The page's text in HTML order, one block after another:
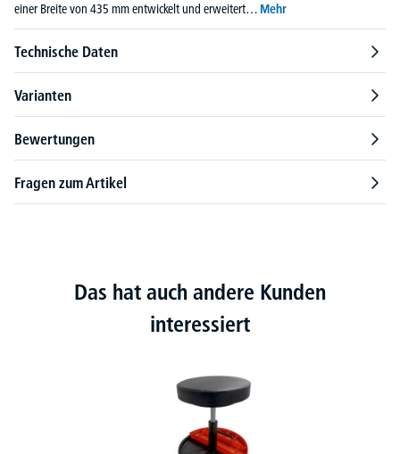
einer Breite von 435 mm entwickelt und erweitert… Mehr
Technische Daten
Varianten
Bewertungen
Fragen zum Artikel
Das hat auch andere Kunden
interessiert